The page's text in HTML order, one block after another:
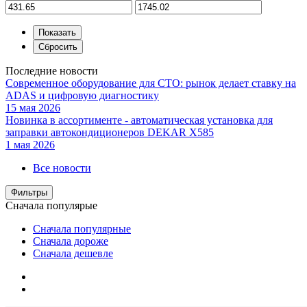
Последние новости
Современное оборудование для СТО: рынок делает ставку на
ADAS и цифровую диагностику
15 мая 2026
Новинка в ассортименте - автоматическая установка для
заправки автокондиционеров DEKAR X585
1 мая 2026
Все новости
Фильтры
Сначала популярые
Сначала популярные
Сначала дороже
Сначала дешевле